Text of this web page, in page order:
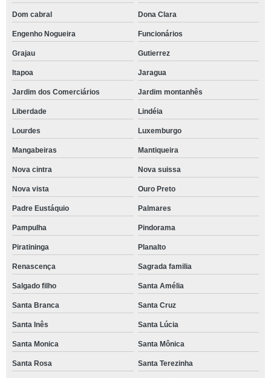
Dom cabral Dona Clara
Engenho Nogueira Funcionários
Grajau Gutierrez
Itapoa Jaragua
Jardim dos Comerciários Jardim montanhês
Liberdade Lindéia
Lourdes Luxemburgo
Mangabeiras Mantiqueira
Nova cintra Nova suissa
Nova vista Ouro Preto
Padre Eustáquio Palmares
Pampulha Pindorama
Piratininga Planalto
Renascença Sagrada familia
Salgado filho Santa Amélia
Santa Branca Santa Cruz
Santa Inês Santa Lúcia
Santa Monica Santa Mônica
Santa Rosa Santa Terezinha